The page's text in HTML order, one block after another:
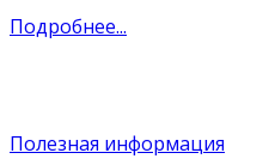
Подробнее...
Полезная информация